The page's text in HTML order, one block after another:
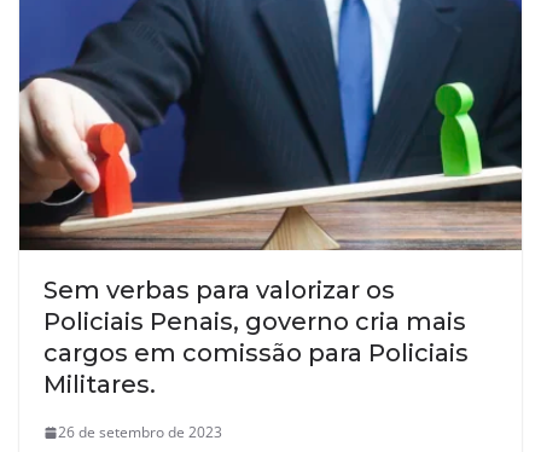
Sem verbas para valorizar os
Policiais Penais, governo cria mais
cargos em comissão para Policiais
Militares.
26 de setembro de 2023